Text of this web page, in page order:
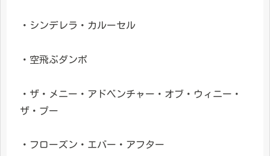
・シンデレラ・カルーセル
・空飛ぶダンボ
・ザ・メニー・アドベンチャー・オブ・ウィニー・
ザ・プー
・フローズン・エバー・アフター